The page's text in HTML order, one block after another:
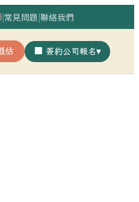
|常見問題|聯絡我們
估 🏢 簽約公司報名▾